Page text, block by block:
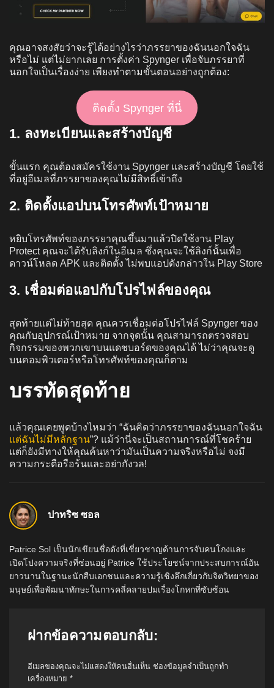
คุณอาจสงสัยว่าจะรู้ได้อย่างไรว่าภรรยาของฉันนอกใจฉัน
หรือไม่ แต่ไม่ยากเลย การตั้งค่า Spynger เพื่อจับภรรยาที่
นอกใจเป็นเรื่องง่าย เพียงทำตามขั้นตอนอย่างถูกต้อง:
ติดตั้ง Spynger ที่นี่
1. ลงทะเบียนและสร้างบัญชี
ขั้นแรก คุณต้องสมัครใช้งาน Spynger และสร้างบัญชี โดยใช้
ที่อยู่อีเมลที่ภรรยาของคุณไม่มีสิทธิ์เข้าถึง
2. ติดตั้งแอปบนโทรศัพท์เป้าหมาย
หยิบโทรศัพท์ของภรรยาคุณขึ้นมาแล้วปิดใช้งาน Play
Protect คุณจะได้รับลิงก์ในอีเมล ซึ่งคุณจะใช้ลิงก์นั้นเพื่อ
ดาวน์โหลด APK และติดตั้ง ไม่พบแอปดังกล่าวใน Play Store
3. เชื่อมต่อแอปกับโปรไฟล์ของคุณ
สุดท้ายแต่ไม่ท้ายสุด คุณควรเชื่อมต่อโปรไฟล์ Spynger ของ
คุณกับอุปกรณ์เป้าหมาย จากจุดนั้น คุณสามารถตรวจสอบ
กิจกรรมของพวกเขาบนแดชบอร์ดของคุณได้ ไม่ว่าคุณจะดู
บนคอมพิวเตอร์หรือโทรศัพท์ของคุณก็ตาม
บรรทัดสุดท้าย
แล้วคุณเคยพูดบ้างไหมว่า “ฉันคิดว่าภรรยาของฉันนอกใจฉัน
แต่ฉันไม่มีหลักฐาน”? แม้ว่านี่จะเป็นสถานการณ์ที่โชคร้าย
แต่ก็ยังมีทางให้คุณค้นหาว่ามันเป็นความจริงหรือไม่ จงมี
ความกระตือรือร้นและอย่ากังวล!
ปาทริซ ซอล
Patrice Sol เป็นนักเขียนชื่อดังที่เชี่ยวชาญด้านการจับคนโกงและ
เปิดโปงความจริงที่ซ่อนอยู่ Patrice ใช้ประโยชน์จากประสบการณ์อัน
ยาวนานในฐานะนักสืบเอกชนและความรู้เชิงลึกเกี่ยวกับจิตวิทยาของ
มนุษย์เพื่อพัฒนาทักษะในการคลี่คลายปมเรื่องโกหกที่ซับซ้อน
ฝากข้อความตอบกลับ:
อีเมลของคุณจะไม่แสดงให้คนอื่นเห็น ช่องข้อมูลจำเป็นถูกทำ
เครื่องหมาย *